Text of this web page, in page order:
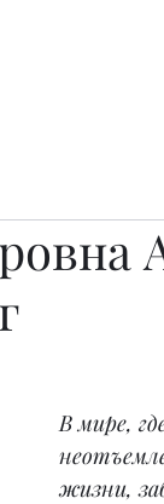
В мире,
жизни,